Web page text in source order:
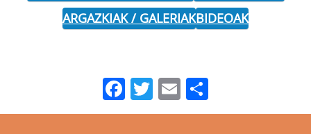
ARGAZKIAK / GALERIAKBIDEOAK
Facebook
Twitter
Email